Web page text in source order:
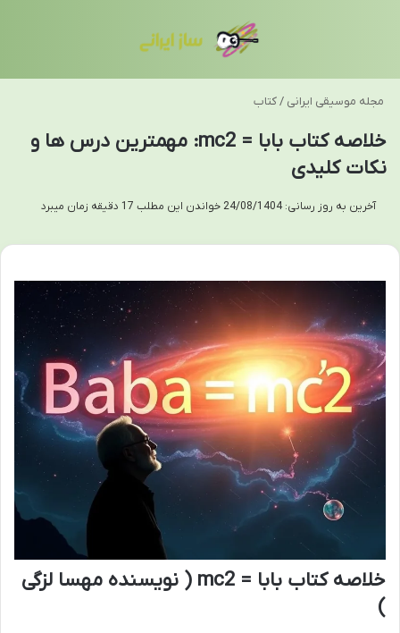
مجله موسیقی ایرانی /کتاب
خلاصه کتاب بابا = mc2: مهمترین درس ها و
نکات کلیدی
آخرین به روز رسانی: 24/08/1404 خواندن این مطلب 17 دقیقه زمان میبرد
خلاصه کتاب بابا = mc2 ( نویسنده مهسا لزگی
)